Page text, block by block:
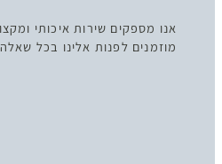
אנו מספקים שירות איכותי
מוזמנים לפנות אלינו בכל שאלה